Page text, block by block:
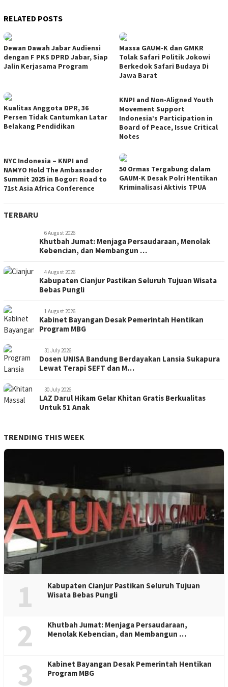
RELATED POSTS
Dewan Dawah Jabar Audiensi
dengan F PKS DPRD Jabar, Siap
Jalin Kerjasama Program
Massa GAUM-K dan GMKR
Tolak Safari Politik Jokowi
Berkedok Safari Budaya Di
Jawa Barat
Kualitas Anggota DPR, 36
Persen Tidak Cantumkan Latar
Belakang Pendidikan
KNPI and Non-Aligned Youth
Movement Support
Indonesia’s Participation in
Board of Peace, Issue Critical
Notes
NYC Indonesia – KNPI and
NAMYO Hold The Ambassador
Summit 2025 in Bogor: Road to
71st Asia Africa Conference
50 Ormas Tergabung dalam
GAUM-K Desak Polri Hentikan
Kriminalisasi Aktivis TPUA
TERBARU
6 August 2026
Khutbah Jumat: Menjaga Persaudaraan, Menolak
Kebencian, dan Membangun …
4 August 2026
Kabupaten Cianjur Pastikan Seluruh Tujuan Wisata
Bebas Pungli
1 August 2026
Kabinet Bayangan Desak Pemerintah Hentikan
Program MBG
31 July 2026
Dosen UNISA Bandung Berdayakan Lansia Sukapura
Lewat Terapi SEFT dan M…
30 July 2026
LAZ Darul Hikam Gelar Khitan Gratis Berkualitas
Untuk 51 Anak
TRENDING THIS WEEK
1
Kabupaten Cianjur Pastikan Seluruh Tujuan
Wisata Bebas Pungli
2
Khutbah Jumat: Menjaga Persaudaraan,
Menolak Kebencian, dan Membangun …
3
Kabinet Bayangan Desak Pemerintah Hentikan
Program MBG